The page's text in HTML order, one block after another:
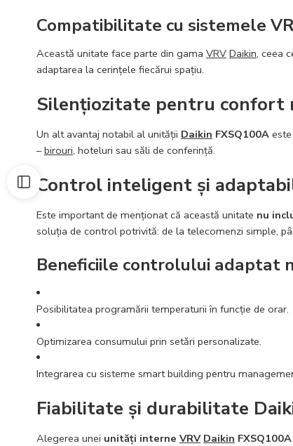
Compatibilitate cu sistemele
Această unitate face parte din gama VRV Daikin, ceea
adaptarea la cerințele fiecărui spațiu.
Silențiozitate pentru confort
Un alt avantaj notabil al unității Daikin FXSQ100A
–birouri, hoteluri sau săli de conferință.
Control inteligent și
Este important de menționat că această unitate nu
soluția de control potrivită: de la telecomenzi simple,
Beneficiile controlului adaptat
Posibilitatea programării temperaturii în funcție de orar.
Optimizarea consumului prin setări personalizate.
Integrarea cu sisteme smart building pentru
Fiabilitate și durabilitate
Alegerea unei unități interne VRV Daikin FXSQ100A